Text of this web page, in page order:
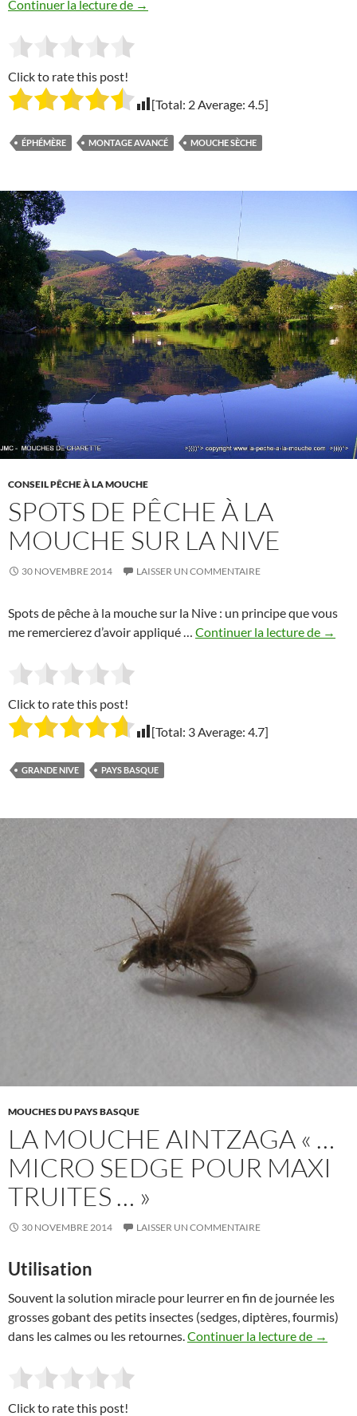
Continuer la lecture de la mouche BANCA OLIVE « … une
→
Click to rate this post!
[Total: 2Average: 4.5]
ÉPHÉMÈRE MONTAGE AVANCÉ MOUCHE SÈCHE
CONSEIL PÊCHE À LA MOUCHE
SPOTS DE PÊCHE À LA
MOUCHE SUR LA NIVE
30 NOVEMBRE 2014 LAISSER UN COMMENTAIRE
Spots de pêche à la mouche sur la Nive : un principe que vous
me remercierez d’avoir appliqué … Continuer la lecture de →
Click to rate this post!
[Total: 3Average: 4.7]
GRANDE NIVE PAYS BASQUE
MOUCHES DU PAYS BASQUE
LA MOUCHE AINTZAGA « …
MICRO SEDGE POUR MAXI
TRUITES … »
30 NOVEMBRE 2014 LAISSER UN COMMENTAIRE
Utilisation
Souvent la solution miracle pour leurrer en fin de journée les
grosses gobant des petits insectes (sedges, diptères, fourmis)
dans les calmes ou les retournes. Continuer la lecture de la
→
Click to rate this post!